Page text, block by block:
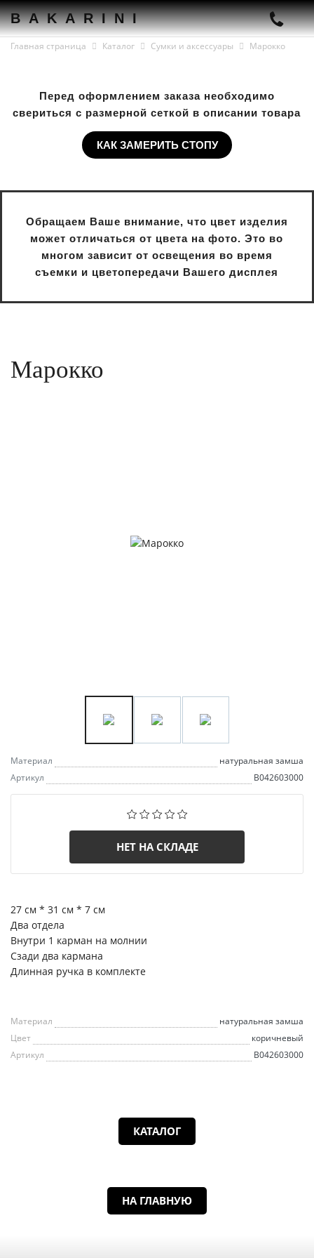
BAKARINI
Главная страница Каталог Сумки и аксессуары Марокко
Перед оформлением заказа необходимо
свериться с размерной сеткой в описании товара
КАК ЗАМЕРИТЬ СТОПУ
Обращаем Ваше внимание, что цвет изделия
может отличаться от цвета на фото. Это во
многом зависит от освещения во время
съемки и цветопередачи Вашего дисплея
Марокко
Материал
натуральная замша
Артикул
B042603000
НЕТ НА СКЛАДЕ
27 см * 31 см * 7 см
Два отдела
Внутри 1 карман на молнии
Сзади два кармана
Длинная ручка в комплекте
Материал
натуральная замша
Цвет
коричневый
Артикул
B042603000
КАТАЛОГ
НА ГЛАВНУЮ